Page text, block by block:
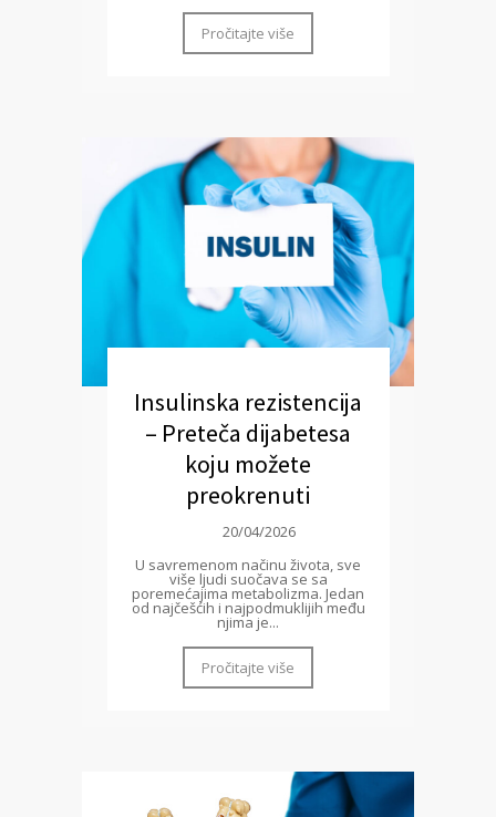
Pročitajte više
Insulinska rezistencija
– Preteča dijabetesa
koju možete
preokrenuti
20/04/2026
U savremenom načinu života, sve
više ljudi suočava se sa
poremećajima metabolizma. Jedan
od najčešćih i najpodmuklijih među
njima je...
Pročitajte više